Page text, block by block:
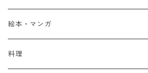
絵本・マンガ
料理